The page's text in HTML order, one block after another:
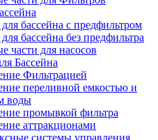
бассейна с предфильтром
бассейна без предфильтра
части для насосов
Бассейна
Фильтрацией
переливной емкостью и
воды
промывкой фильтра
аттракционами
системы управления